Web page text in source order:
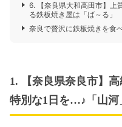
6. 【奈良県大和高田市】上
る鉄板焼き屋は「ば～る」
奈良で贅沢に鉄板焼きを食
1. 【奈良県奈良市】
特別な1日を…♪「山河